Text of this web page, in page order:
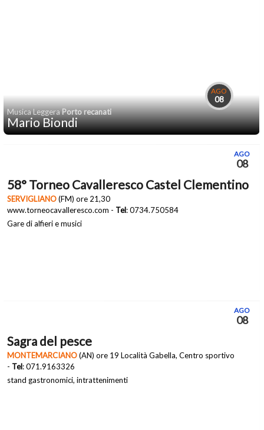
AGO
08
Musica LeggeraPorto recanati
Mario Biondi
AGO
08
58° Torneo Cavalleresco Castel Clementino
SERVIGLIANO(FM) ore 21,30
www.torneocavalleresco.com - Tel: 0734.750584
Gare di alfieri e musici
AGO
08
Sagra del pesce
MONTEMARCIANO(AN) ore 19 Località Gabella, Centro sportivo
- Tel: 071.9163326
stand gastronomici, intrattenimenti